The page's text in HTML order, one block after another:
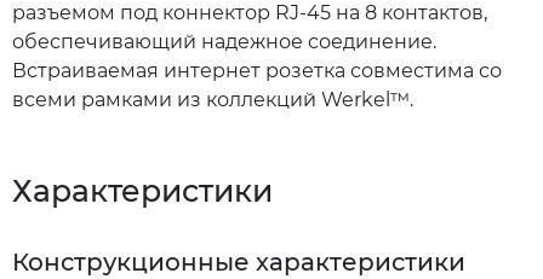
разъемом под коннектор RJ-45 на 8 контактов,
обеспечивающий надежное соединение.
Встраиваемая интернет розетка совместима со
всеми рамками из коллекций Werkel™.
Характеристики
Конструкционные характеристики